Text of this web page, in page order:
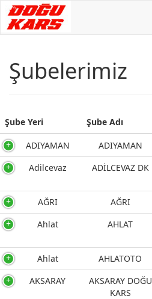
Şubelerimiz
Şube Yeri Şube Adı
Şube Yeri
Şube Adı
ADIYAMAN ADIYAMAN
Adilcevaz
ADİLCEVAZ DK
AĞRI
AĞRI
Ahlat
AHLAT
Ahlat
AHLATOTO
AKSARAY
AKSARAY DOĞU
KARS